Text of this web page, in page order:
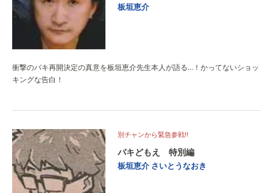
板垣恵介
衝撃のバキ再開決定の真意を板垣恵介先生本人が語る…！かってないショッ
キングな告白！
別チャンから緊急参戦!!
バキどもえ 特別編
板垣恵介 さいとうなおき